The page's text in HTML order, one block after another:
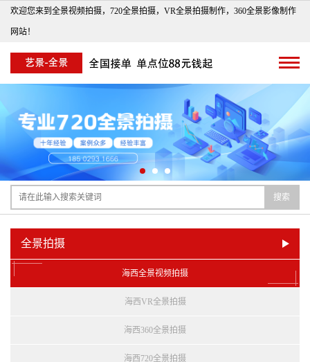
欢迎您来到全景视频拍摄，720全景拍摄，VR全景拍摄制作，360全景影像制作
网站！
搜索
全景拍摄
海西全景视频拍摄
海西VR全景拍摄
海西360全景拍摄
海西720全景拍摄